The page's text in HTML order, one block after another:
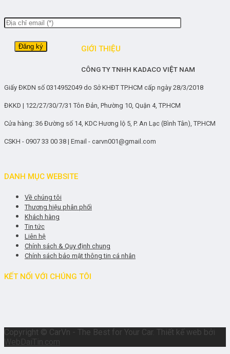
GIỚI THIỆU
CÔNG TY TNHH KADACO VIỆT NAM
Giấy ĐKDN số 0314952049 do Sở KHĐT TP.HCM cấp ngày 28/3/2018
ĐKKD | 122/27/30/7/31 Tôn Đản, Phường 10, Quận 4, TP.HCM
Cửa hàng: 36 Đường số 14, KDC Hương lộ 5, P. An Lạc (Bình Tân), TP.HCM
CSKH - 0907 33 00 38 | Email - carvn001@gmail.com
DANH MỤC WEBSITE
Về chúng tôi
Thương hiệu phân phối
Khách hàng
Tin tức
Liên hệ
Chính sách & Quy định chung
Chính sách bảo mật thông tin cá nhân
KẾT NỐI VỚI CHÚNG TÔI
Copyright © CarVn - The Best for Your Car. Thiết kế web bởi
WebDaiTin.com